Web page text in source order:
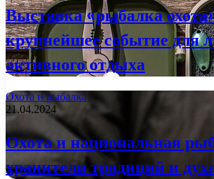
Выставка «рыбалка
крупнейшее событие для
активного отдыха
Охота и рыбалка
21.04.2024
Охота и национальная
хранители традиций и